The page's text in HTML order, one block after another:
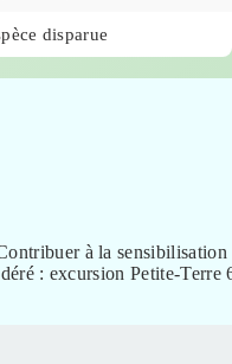
disparue
à la sensibilisation
: excursion Petite-Terre